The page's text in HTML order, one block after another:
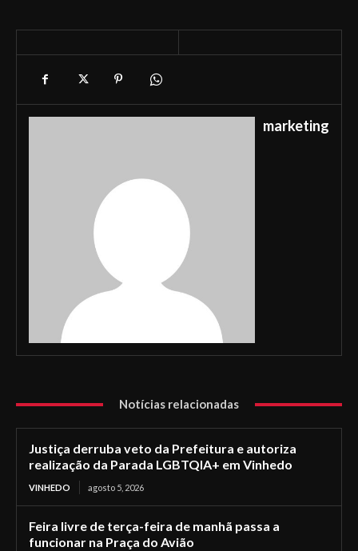
marketing
Notícias relacionadas
Justiça derruba veto da Prefeitura e autoriza
realização da Parada LGBTQIA+ em Vinhedo
VINHEDO agosto 5, 2026
Feira livre de terça-feira de manhã passa a
funcionar na Praça do Avião